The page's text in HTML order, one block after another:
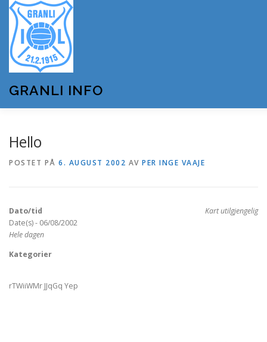
innhold
GRANLI INFO
OM GRANLI INFO
Hello
POSTET PÅ 6. AUGUST 2002 AV PER INGE VAAJE
Kart utilgjengelig
Dato/tid
Date(s) - 06/08/2002
Hele dagen
Kategorier
rTWiiWMr JJqGq Yep